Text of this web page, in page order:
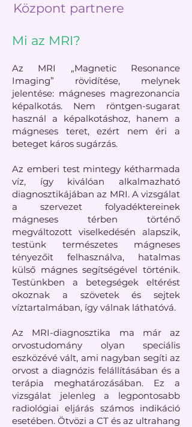
Központ partnere
Mi az MRI?
Az MRI „Magnetic Resonance
Imaging” rövidítése, melynek
jelentése: mágneses magrezonancia
képalkotás. Nem röntgen-sugarat
használ a képalkotáshoz, hanem a
mágneses teret, ezért nem éri a
beteget káros sugárzás.
Az emberi test mintegy kétharmada
víz, így kiválóan alkalmazható
diagnosztikájában az MRI. A vizsgálat
a szervezet folyadéktereinek
mágneses térben történő
megváltozott viselkedésén alapszik,
testünk természetes mágneses
tényezőit felhasználva, hatalmas
külső mágnes segítségével történik.
Testünkben a betegségek eltérést
okoznak a szövetek és sejtek
víztartalmában, így válnak láthatóvá.
Az MRI-diagnosztika ma már az
orvostudomány olyan speciális
eszközévé vált, ami nagyban segíti az
orvost a diagnózis felállításában és a
terápia meghatározásában. Ez a
vizsgálat jelenleg a legpontosabb
radiológiai eljárás számos indikáció
esetében. Ötvözi a CT és az ultrahang